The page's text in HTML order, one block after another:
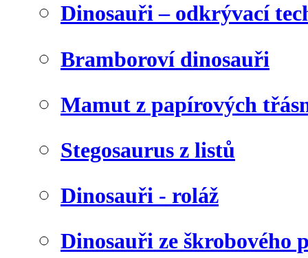
Dinosauři – odkrývací
Bramboroví dinosauři
Mamut z papírových
Stegosaurus z listů
Dinosauři - roláž
Dinosauři ze škrobového